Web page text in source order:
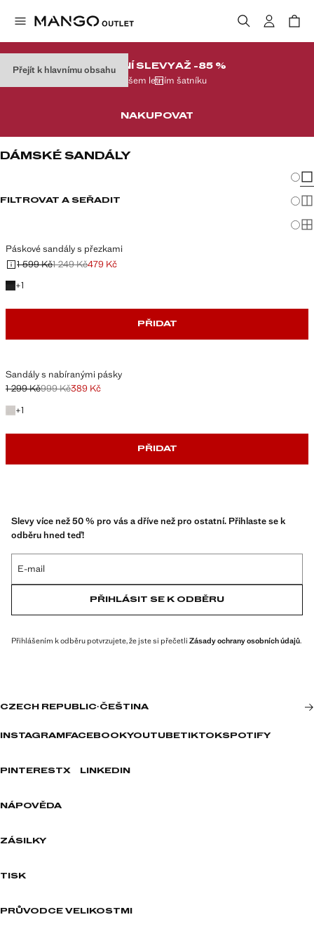
Přejít k hlavnímu obsahuFINÁLNÍ SLEVYAŽ -85 %
Ve vašem letním šatníku
NAKUPOVAT
DÁMSKÉ SANDÁLY
FILTROVAT A SEŘADIT
Páskové sandály s přezkami
Původní cena přeškrtnutá [1 599 Kč ]
1 599 Kč
Druhá cena přeškrtnutá [1 249 Kč ]
1 249 Kč
Aktuální cena [479 Kč ]479 Kč
+1
+1 barva
PŘIDAT
Sandály s nabíranými pásky
Původní cena přeškrtnutá [1 299 Kč ]
1 299 Kč
Druhá cena přeškrtnutá [999 Kč ]
999 Kč
Aktuální cena [389 Kč ]
389 Kč
+1
+1 barva
PŘIDAT
Slevy více než 50 % pro vás a dříve než pro ostatní. Přihlaste se k
odběru hned teď!
E-mail
PŘIHLÁSIT SE K ODBĚRU
Přihlášením k odběru potvrzujete, že jste si přečetli Zásady ochrany osobních údajů.
CZECH REPUBLIC·ČEŠTINA
INSTAGRAM FACEBOOKYOUTUBETIKTOKSPOTIFY
PINTERESTX LINKEDIN
NÁPOVĚDA
ZÁSILKY
TISK
PRŮVODCE VELIKOSTMI